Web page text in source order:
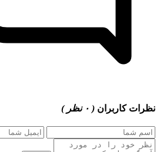
کاربران( ۰ نظر )